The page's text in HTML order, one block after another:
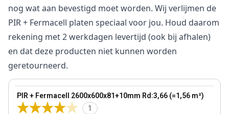
nog wat aan bevestigd moet worden. Wij verlijmen de
PIR + Fermacell platen speciaal voor jou. Houd daarom
rekening met 2 werkdagen levertijd (ook bij afhalen)
en dat deze producten niet kunnen worden
geretourneerd.
PIR + Fermacell 2600x600x81+10mm Rd:3,66 (=1,56 m²)
1
View product